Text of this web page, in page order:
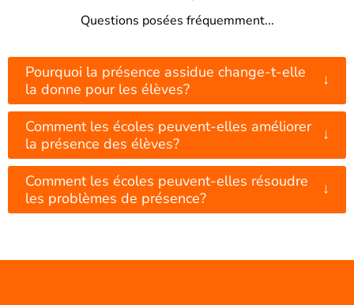
Questions posées fréquemment...
Pourquoi la présence assidue change-t-elle
la donne pour les élèves?
↓
Comment les écoles peuvent-elles améliorer
la présence des élèves?
↓
Comment les écoles peuvent-elles résoudre
les problèmes de présence?
↓